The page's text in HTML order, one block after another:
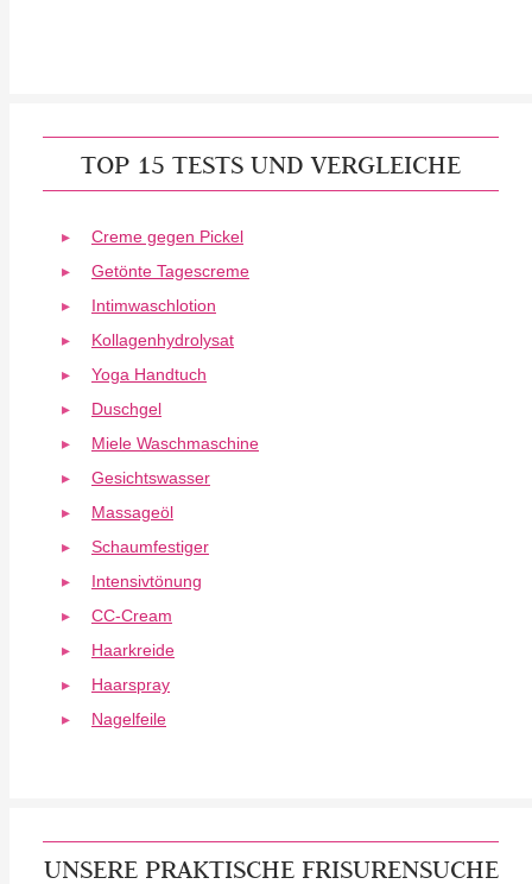
TOP 15 TESTS UND VERGLEICHE
Creme gegen Pickel
Getönte Tagescreme
Intimwaschlotion
Kollagenhydrolysat
Yoga Handtuch
Duschgel
Miele Waschmaschine
Gesichtswasser
Massageöl
Schaumfestiger
Intensivtönung
CC-Cream
Haarkreide
Haarspray
Nagelfeile
UNSERE PRAKTISCHE FRISURENSUCHE